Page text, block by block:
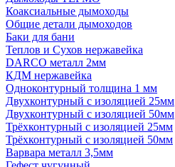
Коаксиальные дымоходы
Общие детали дымоходов
Баки для бани
Теплов и Сухов нержавейка
DARCO металл 2мм
КДМ нержавейка
Одноконтурный толщина 1 мм
Двухконтурный с изоляцией 25мм
Двухконтурный с изоляцией 50мм
Трёхконтурный с изоляцией 25мм
Трёхконтурный с изоляцией 50мм
Варвара металл 3,5мм